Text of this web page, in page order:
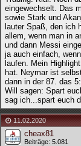
eingewechselt. Das
sowie Stark und
lauter Spaß, den ich
allem, wenn man in
und dann Messi
ja auch einfach,
laufen. Mein
hat. Neymar ist
dann in der 87. das
Will sagen: Spart
sag ich...spart euch
11.02.2020
cheax81
Beiträge: 5.081